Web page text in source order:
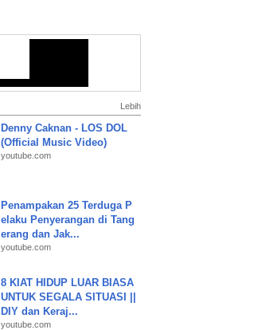
Lebih
Denny Caknan - LOS DOL
(Official Music Video)
youtube.com
Penampakan 25 Terduga P
elaku Penyerangan di Tang
erang dan Jak...
youtube.com
8 KIAT HIDUP LUAR BIASA
UNTUK SEGALA SITUASI ||
DIY dan Keraj...
youtube.com